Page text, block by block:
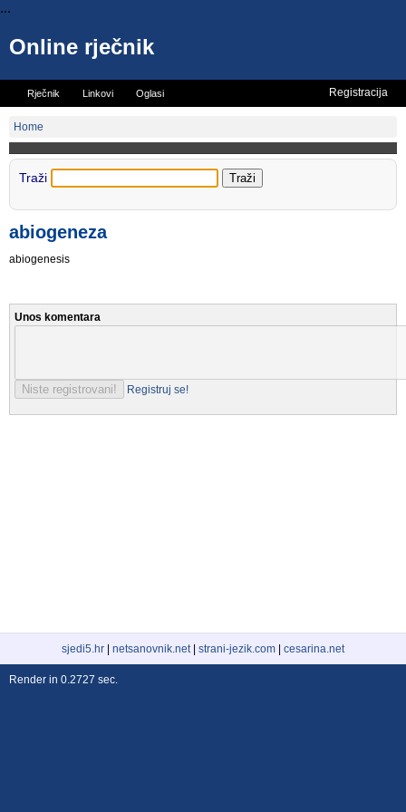
...
Online rječnik
Rječnik Linkovi Oglasi Registracija
Home
Traži
abiogeneza
abiogenesis
Unos komentara
Registruj se!
sjedi5.hr netsanovnik.net| strani-jezik.com cesarina.net
Render in 0.2727 sec.